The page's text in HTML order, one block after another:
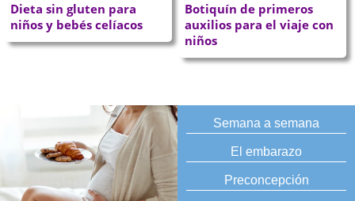
Dieta sin gluten para
niños y bebés celíacos
Botiquín de primeros
auxilios para el viaje con
niños
Semana a semana
El embarazo
Preconcepción